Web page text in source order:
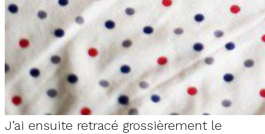
J’ai ensuite retracé grossièrement le